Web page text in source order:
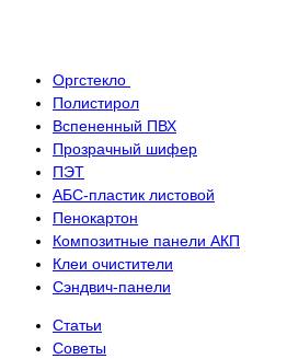
Оргстекло
Полистирол
Вспененный ПВХ
Прозрачный шифер
ПЭТ
АБС-пластик листовой
Пенокартон
Композитные панели АКП
Клеи очистители
Сэндвич-панели
Статьи
Советы